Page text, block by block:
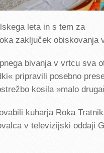
leta in s tem za
zaključek obiskovanja
bivanja v vrtcu sva
pripravili posebno
kosila »malo
kuharja Roka
v televizijski oddaji